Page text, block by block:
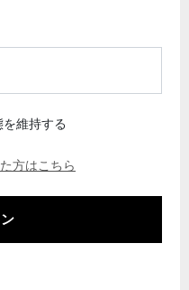
維持する
方はこちら